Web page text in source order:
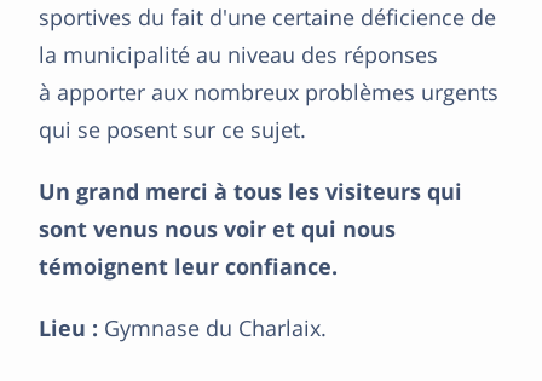
sportives du fait d'une certaine déficience de
la municipalité au niveau des réponses
à apporter aux nombreux problèmes urgents
qui se posent sur ce sujet.
Un grand merci à tous les visiteurs qui
sont venus nous voir et qui nous
témoignent leur confiance.
Lieu : Gymnase du Charlaix.